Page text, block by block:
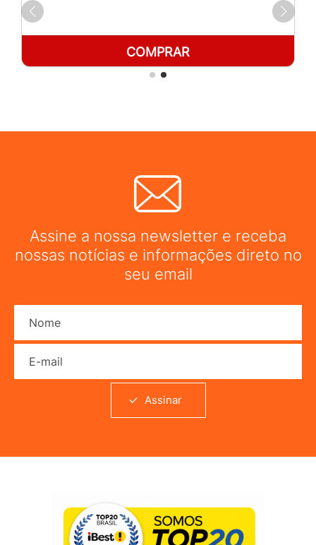
COMPRAR
Assine a nossa newsletter e receba
nossas notícias e informações direto no
seu email
Assinar